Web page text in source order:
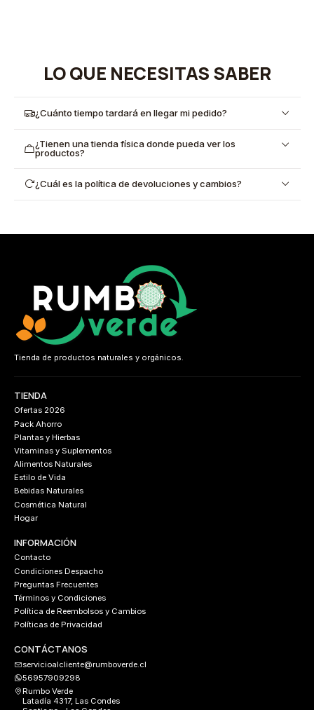
LO QUE NECESITAS SABER
¿Cuánto tiempo tardará en llegar mi pedido?
¿Tienen una tienda física donde pueda ver los
productos?
¿Cuál es la política de devoluciones y cambios?
Tienda de productos naturales y orgánicos.
TIENDA
Ofertas 2026
Pack Ahorro
Plantas y Hierbas
Vitaminas y Suplementos
Alimentos Naturales
Estilo de Vida
Bebidas Naturales
Cosmética Natural
Hogar
INFORMACIÓN
Contacto
Condiciones Despacho
Preguntas Frecuentes
Términos y Condiciones
Política de Reembolsos y Cambios
Políticas de Privacidad
CONTÁCTANOS
servicioalcliente@rumboverde.cl
56957909298
Rumbo Verde
Latadía 4317, Las Condes